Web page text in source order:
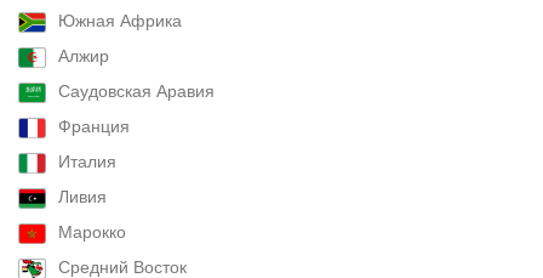
Южная Африка
Алжир
Саудовская Аравия
Франция
Италия
Ливия
Марокко
Средний Восток